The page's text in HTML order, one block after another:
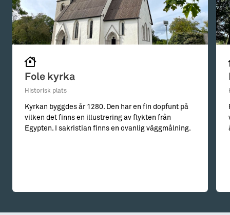
Fole kyrka
Historisk plats
Kyrkan byggdes år 1280. Den har en fin dopfunt på
vilken det finns en illustrering av flykten från
Egypten. I sakristian finns en ovanlig väggmålning.